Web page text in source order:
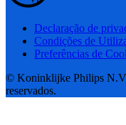
Declaração de
Condições de
Preferências de
© Koninklijke Philips
reservados.